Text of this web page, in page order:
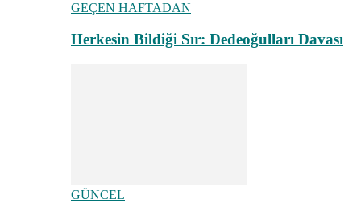
GEÇEN HAFTADAN
Herkesin Bildiği Sır: Dedeoğulları Davası
GÜNCEL